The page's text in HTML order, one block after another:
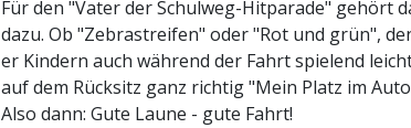
Für den "Vater der Schulweg-Hitparade" gehört
dazu. Ob "Zebrastreifen" oder "Rot und grün",
er Kindern auch während der Fahrt spielend
auf dem Rücksitz ganz richtig "Mein Platz im
Also dann: Gute Laune - gute Fahrt!